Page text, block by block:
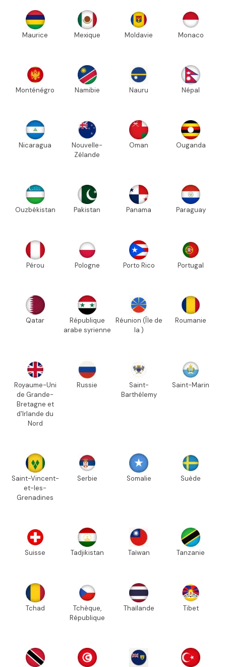
Maurice Mexique Moldavie Monaco
Monténégro Namibie Nauru Népal
Nicaragua
Nouvelle-
Zélande
Oman Ouganda
Ouzbékistan Pakistan Panama Paraguay
Pérou Pologne Porto Rico Portugal
Qatar
République
arabe syrienne
Réunion (Île de
la )
Roumanie
Royaume-Uni
de Grande-
Bretagne et
d'Irlande du
Nord
Russie
Saint-
Barthélemy
Saint-Marin
Saint-Vincent-
et-les-
Grenadines
Serbie Somalie Suède
Suisse Tadjikistan Taïwan Tanzanie
Tchad
Tchèque,
République
Thaïlande Tibet